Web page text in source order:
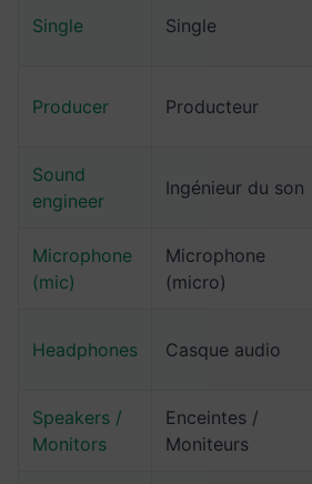
Single Single
Producer Producteur
Sound
engineer
Ingénieur du son
Microphone
(mic)
Microphone
(micro)
Headphones Casque audio
Speakers /
Monitors
Enceintes /
Moniteurs